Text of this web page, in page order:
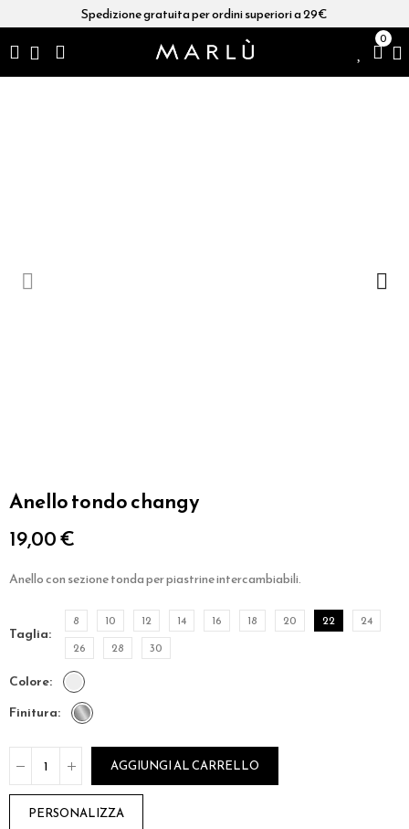
Spedizione gratuita per ordini superiori a 29€
0
Anello tondo changy
19,00 €
Anello con sezione tonda per piastrine intercambiabili.
taglia
8 10 12 14 16 18 20 22
24
26
28 30
colore
finitura
AGGIUNGI AL CARRELLO
PERSONALIZZA